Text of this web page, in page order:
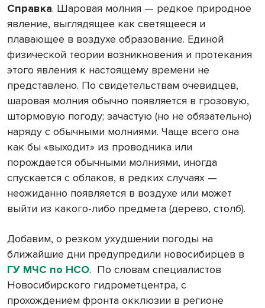
Справка. Шаровая молния — редкое природное
явление, выглядящее как светящееся и
плавающее в воздухе образование. Единой
физической теории возникновения и протекания
этого явления к настоящему времени не
представлено. По свидетельствам очевидцев,
шаровая молния обычно появляется в грозовую,
штормовую погоду; зачастую (но не обязательно)
наряду с обычными молниями. Чаще всего она
как бы «выходит» из проводника или
порождается обычными молниями, иногда
спускается с облаков, в редких случаях —
неожиданно появляется в воздухе или может
выйти из какого-либо предмета (дерево, столб).
Добавим, о резком ухудшении погоды на
ближайшие дни предупредили новосибирцев в
ГУ МЧС по НСО. По словам специалистов
Новосибирского гидрометцентра, с
прохождением фронта окклюзии в регионе